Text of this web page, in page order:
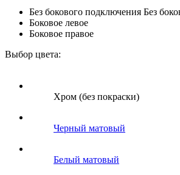
Без бокового подключения Без
Боковое левое
Боковое правое
Выбор цвета:
Хром (без покраски)
Черный матовый
Белый матовый